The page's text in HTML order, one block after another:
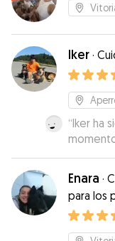
¡¡Ha
gracias
Iker ·
“Iker ha
mis
estado
con Iker
estado
Enara ·
para los